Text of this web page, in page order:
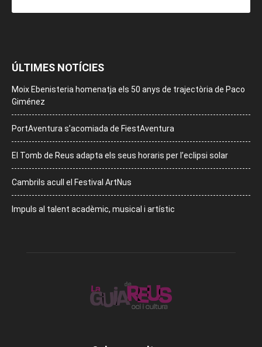
ÚLTIMES NOTÍCIES
Moix Ebenisteria homenatja els 50 anys de trajectòria de Paco
Giménez
PortAventura s’acomiada de FiestAventura
El Tomb de Reus adapta els seus horaris per l’eclipsi solar
Cambrils acull el Festival ArtNus
Impuls al talent acadèmic, musical i artístic